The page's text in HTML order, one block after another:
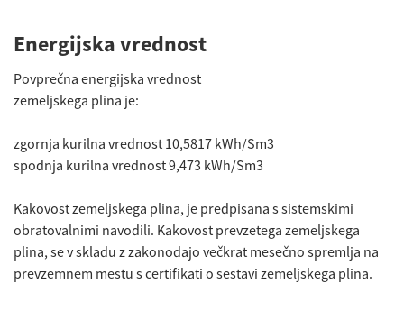
Energijska vrednost
Povprečna energijska vrednost
zemeljskega plina je:
zgornja kurilna vrednost 10,5817 kWh/Sm3
spodnja kurilna vrednost 9,473 kWh/Sm3
Kakovost zemeljskega plina, je predpisana s sistemskimi
obratovalnimi navodili. Kakovost prevzetega zemeljskega
plina, se v skladu z zakonodajo večkrat mesečno spremlja na
prevzemnem mestu s certifikati o sestavi zemeljskega plina.